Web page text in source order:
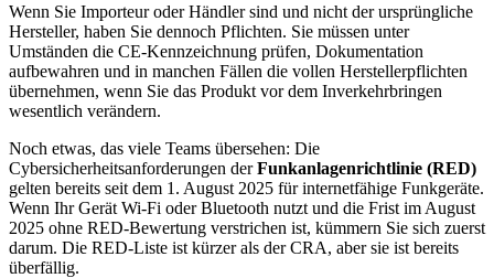
Wenn Sie Importeur oder Händler sind und nicht der ursprüngliche
Hersteller, haben Sie dennoch Pflichten. Sie müssen unter
Umständen die CE-Kennzeichnung prüfen, Dokumentation
aufbewahren und in manchen Fällen die vollen Herstellerpflichten
übernehmen, wenn Sie das Produkt vor dem Inverkehrbringen
wesentlich verändern.
Noch etwas, das viele Teams übersehen: Die
Cybersicherheitsanforderungen derFunkanlagenrichtlinie (RED)
gelten bereits seit dem 1. August 2025 für internetfähige Funkgeräte.
Wenn Ihr Gerät Wi-Fi oder Bluetooth nutzt und die Frist im August
2025 ohne RED-Bewertung verstrichen ist, kümmern Sie sich zuerst
darum. Die RED-Liste ist kürzer als der CRA, aber sie ist bereits
überfällig.